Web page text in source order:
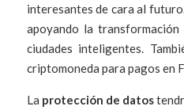
interesantes de cara al
apoyando la
ciudades inteligentes.
criptomoneda para pagos en
La protección de datos